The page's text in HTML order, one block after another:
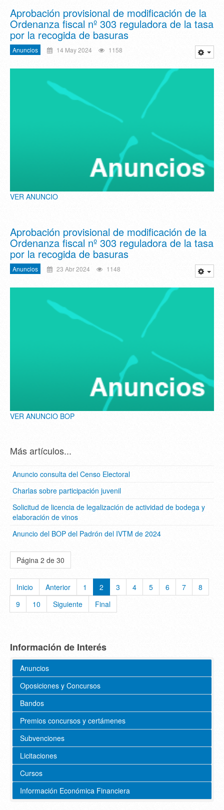
Aprobación provisional de modificación de la
Ordenanza fiscal nº 303 reguladora de la tasa
por la recogida de basuras
Anuncios 14 May 2024 1158
VER ANUNCIO
Aprobación provisional de modificación de la
Ordenanza fiscal nº 303 reguladora de la tasa
por la recogida de basuras
Anuncios 23 Abr 2024 1148
VER ANUNCIO BOP
Más artículos...
Anuncio consulta del Censo Electoral
Charlas sobre participación juvenil
Solicitud de licencia de legalización de actividad de bodega y
elaboración de vinos
Anuncio del BOP del Padrón del IVTM de 2024
Página 2 de 30
Inicio Anterior 1 2 3 4 5 6 7
8
9
10 Siguiente Final
Información de Interés
Anuncios
Oposiciones y Concursos
Bandos
Premios concursos y certámenes
Subvenciones
Licitaciones
Cursos
Información Económica Financiera